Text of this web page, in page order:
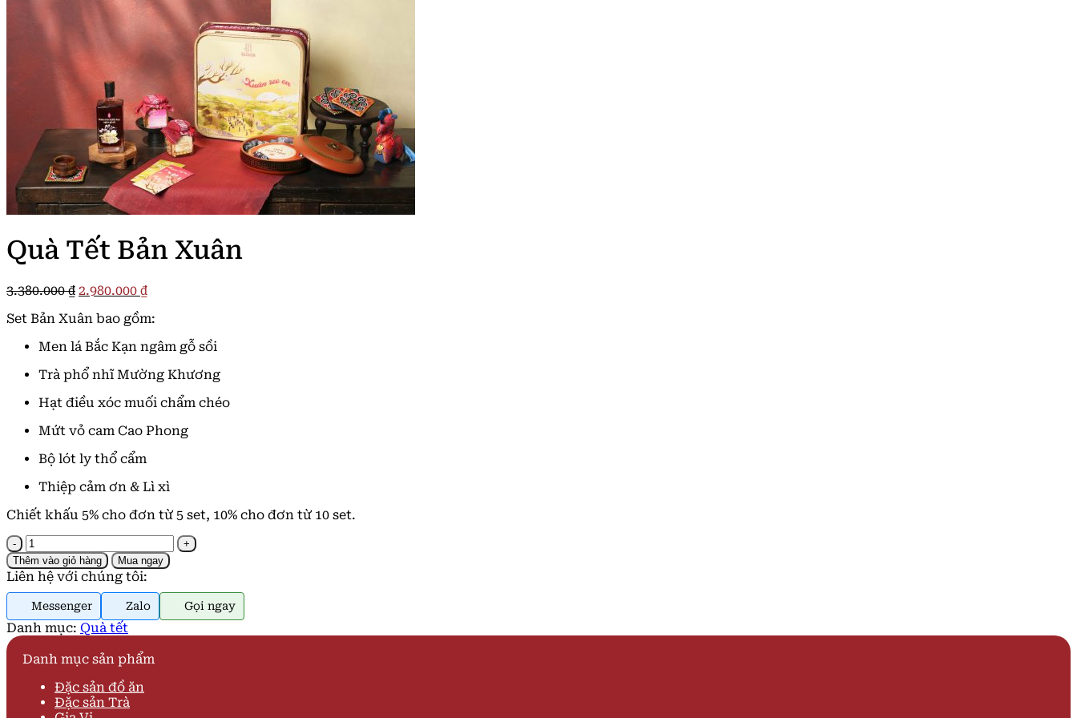
Quà Tết Bản Xuân
3.380.000₫ Giá
là:
3.380.000 ₫.
2.980.000 ₫Giá
tại
2.980.000 ₫.
Set Bản Xuân bao gồm:
Men lá Bắc Kạn ngâm gỗ sồi
Trà phổ nhĩ Mường Khương
Hạt điều xóc muối chẩm chéo
Mứt vỏ cam Cao Phong
Bộ lót ly thổ cẩm
Thiệp cảm ơn & Lì xì
Chiết khấu 5% cho đơn từ 5 set, 10% cho đơn từ 10 set.
Quà
Tết
Bản
Xuân
số
lượng
Thêm vào giỏ hàng Mua ngay
Liên hệ với chúng tôi:
Messenger Zalo Gọi ngay
Danh mục: Quà tết
Danh mục sản phẩm
Đặc sản đồ ăn
Đặc sản Trà